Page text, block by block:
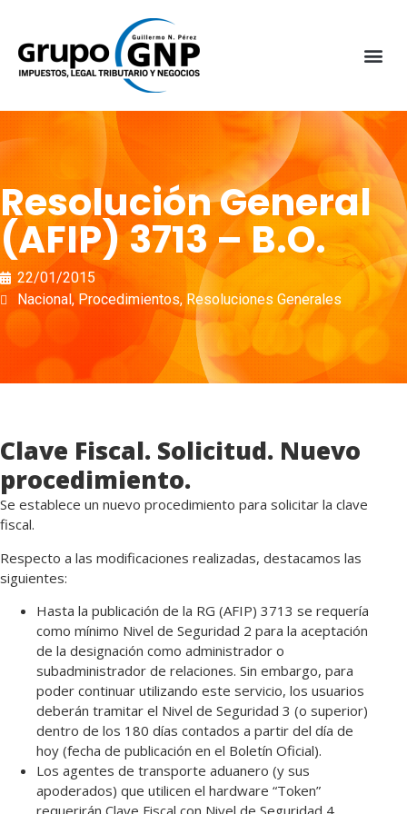
Resolución General
(AFIP) 3713 – B.O.
22/01/2015
Nacional,Procedimientos, Resoluciones Generales
Clave Fiscal. Solicitud. Nuevo
procedimiento.
Se establece un nuevo procedimiento para solicitar la clave
fiscal.
Respecto a las modificaciones realizadas, destacamos las
siguientes:
Hasta la publicación de la RG (AFIP) 3713 se requería
como mínimo Nivel de Seguridad 2 para la aceptación
de la designación como administrador o
subadministrador de relaciones. Sin embargo, para
poder continuar utilizando este servicio, los usuarios
deberán tramitar el Nivel de Seguridad 3 (o superior)
dentro de los 180 días contados a partir del día de
hoy (fecha de publicación en el Boletín Oficial).
Los agentes de transporte aduanero (y sus
apoderados) que utilicen el hardware “Token”